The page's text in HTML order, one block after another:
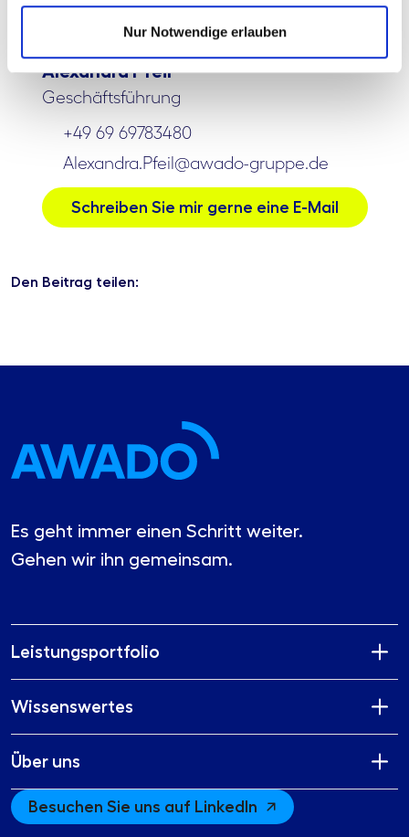
Nur Notwendige erlauben
Alexandra Pfeil
Geschäftsführung
+49 69 69783480
Alexandra.Pfeil@awado-gruppe.de
Schreiben Sie mir gerne eine E-Mail
Den Beitrag teilen:
Es geht immer einen Schritt weiter.
Gehen wir ihn gemeinsam.
Leistungsportfolio
Wissenswertes
Über uns
Besuchen Sie uns auf LinkedIn